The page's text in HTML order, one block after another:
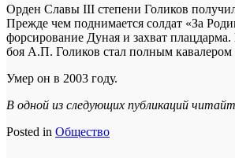
Орден Славы III степени Голиков
Прежде чем поднимается солдат «За
форсирование Дуная и захват
боя А.П. Голиков стал полным
Умер он в 2003 году.
В одной из следующих публикаций
Posted in Общество